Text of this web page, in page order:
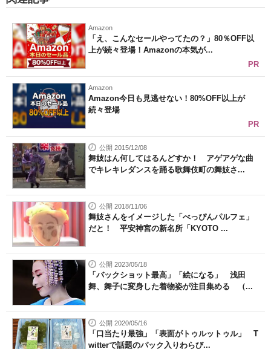
Amazon
「え、こんなセールやってたの？」80％OFF以
上が続々登場！Amazonの本気が...
PR
Amazon
Amazon今日も見逃せない！80%OFF以上が
続々登場
PR
公開 2015/12/08
舞妓はん何してはるんどすか！ アゲアゲな曲
でキレキレダンスを踊る歌舞伎町の舞妓さ...
公開 2018/11/06
舞妓さんをイメージした「べっぴんパルフェ」
だと！ 平安神宮の新名所「KYOTO ...
公開 2023/05/18
「バックショット最高」「絵になる」 浅田
舞、舞子に変身した着物姿が注目集める （...
公開 2020/05/16
「口当たり最強」「表面がトゥルットゥル」 T
witterで話題のパック入りわらび...